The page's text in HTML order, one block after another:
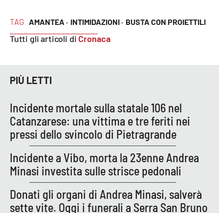
STREAMING
LaC OnAir
LOCALI
Catanzaro
Crotone
TAG AMANTEA · INTIMIDAZIONI · BUSTA CON PROIETTILI
Tutti gli articoli di Cronaca
PIÙ LETTI
Incidente mortale sulla statale 106 nel
Catanzarese: una vittima e tre feriti nei
pressi dello svincolo di Pietragrande
Incidente a Vibo, morta la 23enne Andrea
Minasi investita sulle strisce pedonali
Donati gli organi di Andrea Minasi, salverà
sette vite. Oggi i funerali a Serra San Bruno